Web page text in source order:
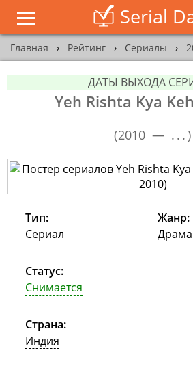
Serial
Главная › Рейтинг › Сериалы ›
ДАТЫ ВЫХОДА
Yeh Rishta Kya
(2010 — ...)
Тип:
Сериал
Статус:
Снимается
Страна:
Индия
Жанр:
Драма